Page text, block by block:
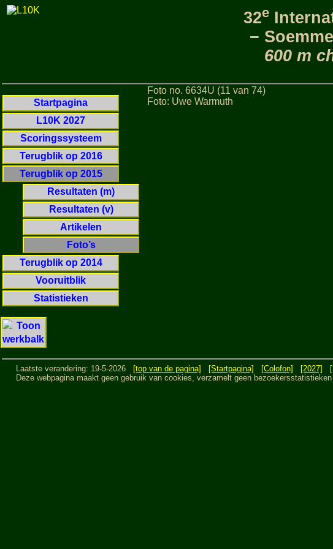
32e
−
600 m
Startpagina
L10K 2027
Scoringssysteem
Terugblik op 2016
Terugblik op 2015
Resultaten (m)
Resultaten (v)
Artikelen
Foto’s
Terugblik op 2014
Vooruitblik
Statistieken
Foto no. 6634U (11 van 74)
Foto: Uwe Warmuth
Laatste verandering: 19-5-2026 [top van de pagina] [Startpagina] [Colofon] [2027]
Deze webpagina maakt geen gebruik van cookies, verzamelt geen